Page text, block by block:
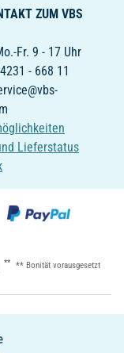
ZUM VBS
Fr. 9 - 17 Uhr
- 668 11
Lieferstatus
** ** Bonität vorausgesetzt